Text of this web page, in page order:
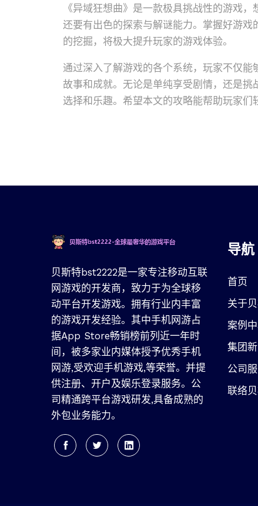
《异域狂想曲》是一款极具挑战性的游戏
还要有出色的探索与解谜能力。掌握好游
的挖掘，将极大提升玩家的游戏体验。
通过深入了解游戏的各个系统，玩家不仅
故事和成就。无论是单纯享受剧情，还是
选择和乐趣。希望本文的攻略能帮助玩家们
贝斯特bst2222是一家专注移动互联
网游戏的开发商，致力于为全球移
动平台开发游戏。拥有行业内丰富
的游戏开发经验。其中手机网游占
据App Store畅销榜前列近一年时
间，被多家业内媒体授予优秀手机
网游,受欢迎手机游戏,等荣誉。并提
供注册、开户及娱乐登录服务。公
司精通跨平台游戏研发,具备成熟的
外包业务能力。
导航
首页
关于
案例
集团
公司
联络